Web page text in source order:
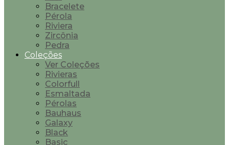
Bracelete
Pérola
Riviera
Zircônia
Pedra
Coleções
Ver Coleções
Rivieras
Colorfull
Esmaltada
Pérolas
Bauhaus
Galaxy
Black
Basic